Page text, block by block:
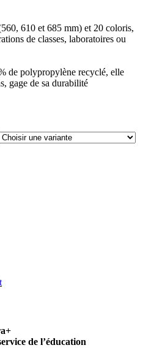
610 et 685 mm) et 20 coloris,
de classes, laboratoires ou
de polypropylène recyclé, elle
gage de sa durabilité
de l’éducation